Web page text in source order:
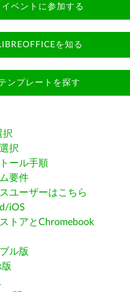
イベントに参加する
を知る
ンプレートを探す
択
択
ール手順
要件
ユーザーはこちら
iOS
トアとChromebook
ル版